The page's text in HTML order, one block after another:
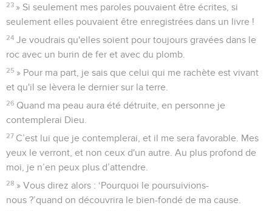
23 » Si seulement mes paroles pouvaient être écrites, si
seulement elles pouvaient être enregistrées dans un livre !
24 Je voudrais qu'elles soient pour toujours gravées dans le
roc avec un burin de fer et avec du plomb.
25 » Pour ma part, je sais que celui qui me rachète est vivant
et qu'il se lèvera le dernier sur la terre.
26 Quand ma peau aura été détruite, en personne je
contemplerai Dieu.
27 C’est lui que je contemplerai, et il me sera favorable. Mes
yeux le verront, et non ceux d'un autre. Au plus profond de
moi, je n’en peux plus d’attendre.
28 » Vous direz alors : ‘Pourquoi le poursuivions-
nous ?’quand on découvrira le bien-fondé de ma cause.